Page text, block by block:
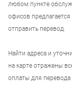
любом пункте
офисов предлагается
отправить перевод.
Найти адреса и
на карте отражены
оплаты для